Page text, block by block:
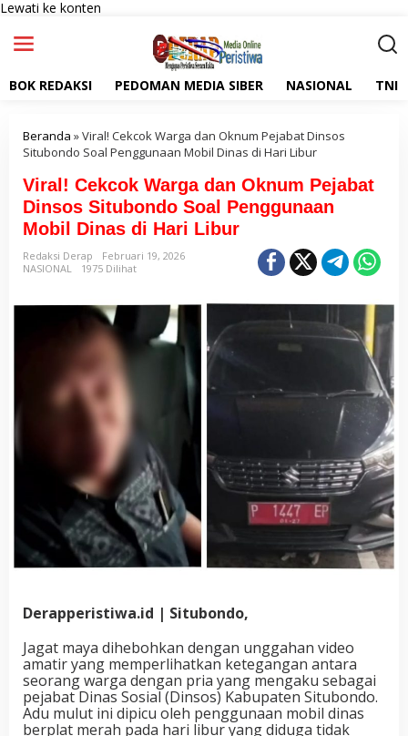
Lewati ke konten
BOK REDAKSI PEDOMAN MEDIA SIBER NASIONAL TNI
Beranda »Viral! Cekcok Warga dan Oknum Pejabat Dinsos
Situbondo Soal Penggunaan Mobil Dinas di Hari Libur
Viral! Cekcok Warga dan Oknum Pejabat
Dinsos Situbondo Soal Penggunaan
Mobil Dinas di Hari Libur
Redaksi Derap
Februari 19, 2026
NASIONAL
1975 Dilihat
Derapperistiwa.id | Situbondo,
Jagat maya dihebohkan dengan unggahan video
amatir yang memperlihatkan ketegangan antara
seorang warga dengan pria yang mengaku sebagai
pejabat Dinas Sosial (Dinsos) Kabupaten Situbondo.
Adu mulut ini dipicu oleh penggunaan mobil dinas
berplat merah pada hari libur yang diduga tidak